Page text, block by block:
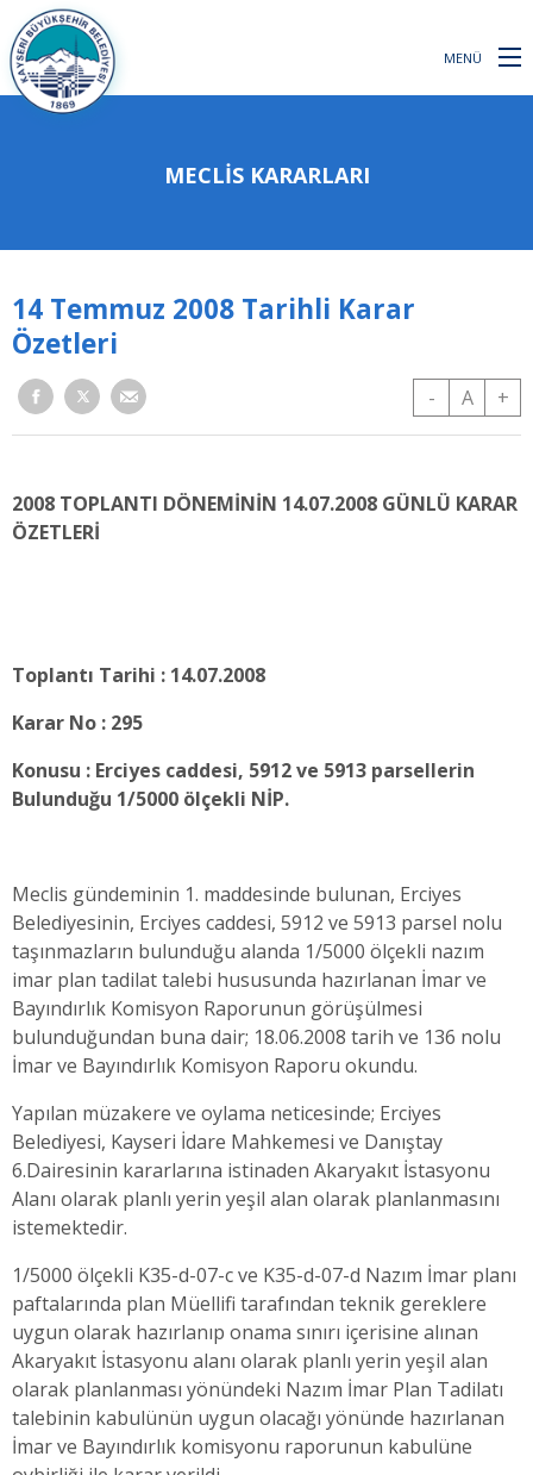
MENÜ
MECLIS KARARLARI
14 Temmuz 2008 Tarihli Karar
Özetleri
- A +
2008 TOPLANTI DÖNEMİNİN 14.07.2008 GÜNLÜ KARAR
ÖZETLERİ
Toplantı Tarihi : 14.07.2008
Karar No : 295
Konusu : Erciyes caddesi, 5912 ve 5913 parsellerin
Bulunduğu 1/5000 ölçekli NİP.
Meclis gündeminin 1. maddesinde bulunan, Erciyes
Belediyesinin, Erciyes caddesi, 5912 ve 5913 parsel nolu
taşınmazların bulunduğu alanda 1/5000 ölçekli nazım
imar plan tadilat talebi hususunda hazırlanan İmar ve
Bayındırlık Komisyon Raporunun görüşülmesi
bulunduğundan buna dair; 18.06.2008 tarih ve 136 nolu
İmar ve Bayındırlık Komisyon Raporu okundu.
Yapılan müzakere ve oylama neticesinde; Erciyes
Belediyesi, Kayseri İdare Mahkemesi ve Danıştay
6.Dairesinin kararlarına istinaden Akaryakıt İstasyonu
Alanı olarak planlı yerin yeşil alan olarak planlanmasını
istemektedir.
1/5000 ölçekli K35-d-07-c ve K35-d-07-d Nazım İmar planı
paftalarında plan Müellifi tarafından teknik gereklere
uygun olarak hazırlanıp onama sınırı içerisine alınan
Akaryakıt İstasyonu alanı olarak planlı yerin yeşil alan
olarak planlanması yönündeki Nazım İmar Plan Tadilatı
talebinin kabulünün uygun olacağı yönünde hazırlanan
İmar ve Bayındırlık komisyonu raporunun kabulüne